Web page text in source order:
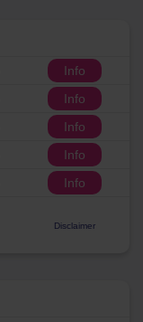
Info
Info
Info
Info
Info
Disclaimer